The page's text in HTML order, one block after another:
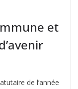
et
de l’année